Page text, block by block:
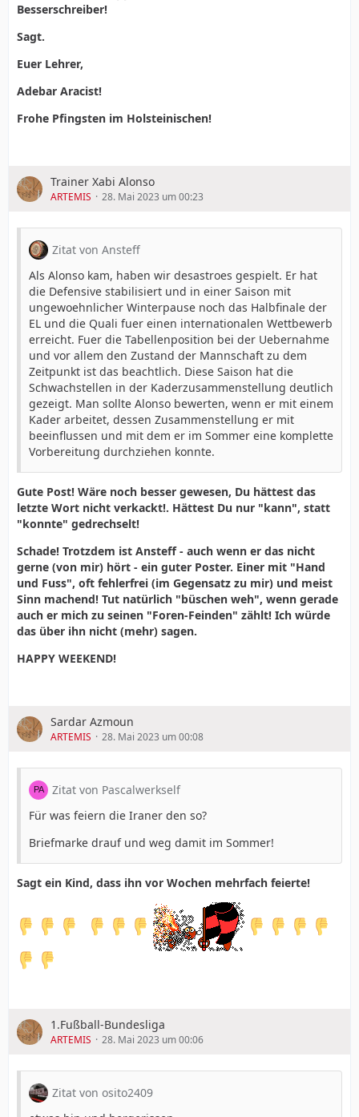
Besserschreiber!
Sagt.
Euer Lehrer,
Adebar Aracist!
Frohe Pfingsten im Holsteinischen!
Trainer Xabi Alonso
ARTEMIS 28. Mai 2023 um 00:23
Zitat von Ansteff
Als Alonso kam, haben wir desastroes gespielt. Er hat
die Defensive stabilisiert und in einer Saison mit
ungewoehnlicher Winterpause noch das Halbfinale der
EL und die Quali fuer einen internationalen Wettbewerb
erreicht. Fuer die Tabellenposition bei der Uebernahme
und vor allem den Zustand der Mannschaft zu dem
Zeitpunkt ist das beachtlich. Diese Saison hat die
Schwachstellen in der Kaderzusammenstellung deutlich
gezeigt. Man sollte Alonso bewerten, wenn er mit einem
Kader arbeitet, dessen Zusammenstellung er mit
beeinflussen und mit dem er im Sommer eine komplette
Vorbereitung durchziehen konnte.
Gute Post! Wäre noch besser gewesen, Du hättest das
letzte Wort nicht verkackt!. Hättest Du nur "kann", statt
"konnte" gedrechselt!
Schade! Trotzdem ist Ansteff - auch wenn er das nicht
gerne (von mir) hört - ein guter Poster. Einer mit "Hand
und Fuss", oft fehlerfrei (im Gegensatz zu mir) und meist
Sinn machend! Tut natürlich "büschen weh", wenn gerade
auch er mich zu seinen "Foren-Feinden" zählt! Ich würde
das über ihn nicht (mehr) sagen.
HAPPY WEEKEND!
Sardar Azmoun
ARTEMIS 28. Mai 2023 um 00:08
Zitat von Pascalwerkself
Für was feiern die Iraner den so?
Briefmarke drauf und weg damit im Sommer!
Sagt ein Kind, dass ihn vor Wochen mehrfach feierte!
1.Fußball-Bundesliga
ARTEMIS 28. Mai 2023 um 00:06
Zitat von osito2409